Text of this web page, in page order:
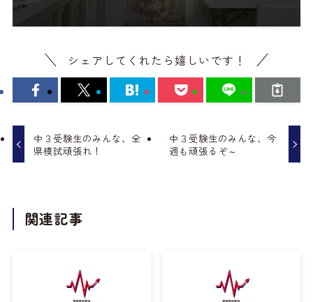
シェアしてくれたら嬉しいです！
中３受験生のみんな、全
県模試頑張れ！
中３受験生のみんな、今
週も頑張るぞ～
関連記事